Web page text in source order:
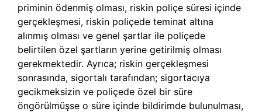
priminin ödenmiş olması, riskin poliçe süresi içinde
gerçekleşmesi, riskin poliçede teminat altına
alınmış olması ve genel şartlar ile poliçede
belirtilen özel şartların yerine getirilmiş olması
gerekmektedir. Ayrıca; riskin gerçekleşmesi
sonrasında, sigortalı tarafından; sigortacıya
gecikmeksizin ve poliçede özel bir süre
öngörülmüşse o süre içinde bildirimde bulunulması,